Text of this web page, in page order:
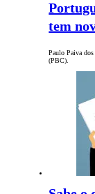
tem
Paulo Paiva
(PBC).